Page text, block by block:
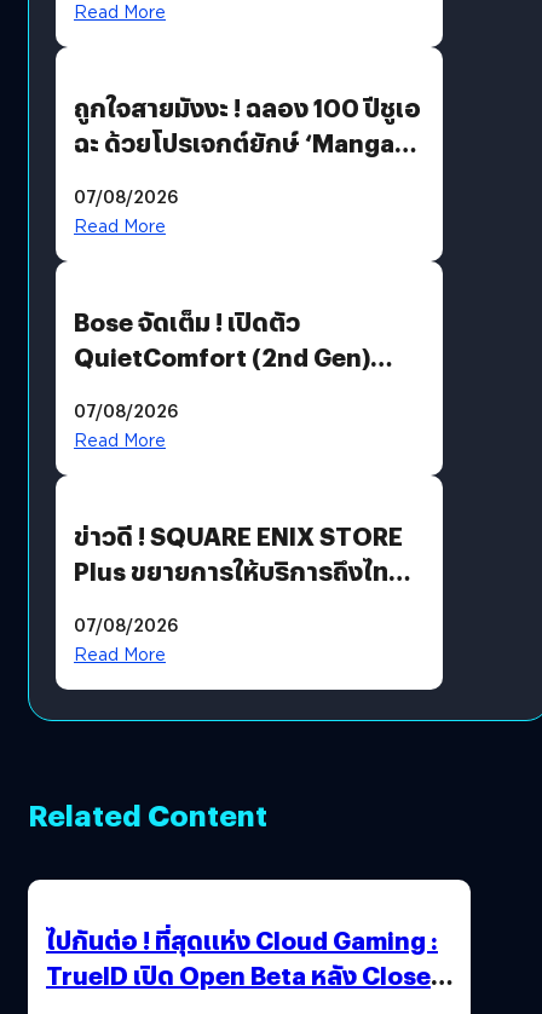
Read More
ถูกใจสายมังงะ ! ฉลอง 100 ปีชูเอ
ฉะ ด้วยโปรเจกต์ยักษ์ ‘Manga
มีภาษาไทยด้วย
07/08/2026
Read More
Bose จัดเต็ม ! เปิดตัว
QuietComfort (2nd Gen)
07/08/2026
Read More
ข่าวดี ! SQUARE ENIX STORE
Plus ขยายการให้บริการถึงไทย
โดยตรง
07/08/2026
Read More
Related Content
ไปกันต่อ ! ที่สุดแห่ง Cloud Gaming :
TrueID เปิด Open Beta หลัง Close